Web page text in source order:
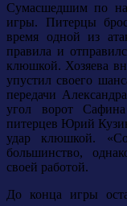
Сумасшедшим по
игры. Питерцы
время одной из
правила и
клюшкой. Хозяева
упустил своего
передачи
угол ворот
питерцев Юрий
удар клюшкой.
большинство,
своей работой.
До конца игры